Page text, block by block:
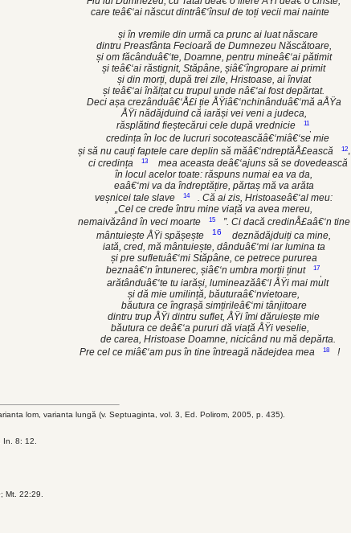
care teâ€‘ai născut dintrâ€‘însul de toți vecii mai nainte
și în vremile din urmă ca prunc ai luat născare
dintru Preasfânta Fecioară de Dumnezeu Născătoare,
și om făcânduâ€‘te, Doamne, pentru mineâ€‘ai pătimit
și teâ€‘ai răstignit, Stăpâne, șiâ€‘îngropare ai primit
și din morți, după trei zile, Hristoase, ai înviat
și teâ€‘ai înălțat cu trupul unde nâ€‘ai fost depărtat.
Deci așa crezânduâ€‘Å£i ție ÅŸiâ€‘nchinânduâ€‘mă aÅŸa
ÅŸi nădăjduind că iarăși vei veni a judeca,
răsplătind fieștecărui cele după vrednicie
11
credința în loc de lucruri socoteascăâ€‘miâ€‘se mie
și să nu cauți faptele care deplin să măâ€‘ndreptăÅ£ească
12,
ci credința
13
mea aceasta deâ€‘ajuns să se dovedească
în locul acelor toate: răspuns numai ea va da,
eaâ€‘mi va da îndreptățire, părtaș mă va arăta
veșnicei tale slave
14
. Că ai zis, Hristoaseâ€‘al meu:
„Cel ce crede întru mine viață va avea mereu,
nemaivăzând în veci moarte
15
”. Ci dacă credinÅ£aâ€‘n tine
mântuiește ÅŸi spășește
16
deznădăjduiți ca mine,
iată, cred, mă mântuiește, dânduâ€‘mi iar lumina ta
și pre sufletuâ€‘mi Stăpâne, ce petrece pururea
beznaâ€‘n întunerec, șiâ€‘n umbra morții ținut
17
arătânduâ€‘te tu iarăși, lumineazăâ€‘l ÅŸi mai mult
și dă mie umilință, băuturaâ€‘nvietoare,
băutura ce îngrașă simțirileâ€‘mi tânjitoare
dintru trup ÅŸi dintru suflet, ÅŸi îmi dăruiește mie
băutura ce deâ€‘a pururi dă viață ÅŸi veselie,
de carea, Hristoase Doamne, nicicând nu mă depărta.
Pre cel ce miâ€‘am pus în tine întreagă nădejdea mea
18 !
lom, varianta lungă (v. Septuaginta, vol. 3, Ed. Polirom, 2005, p. 435).
In. 8: 12.
Mt. 22:29.